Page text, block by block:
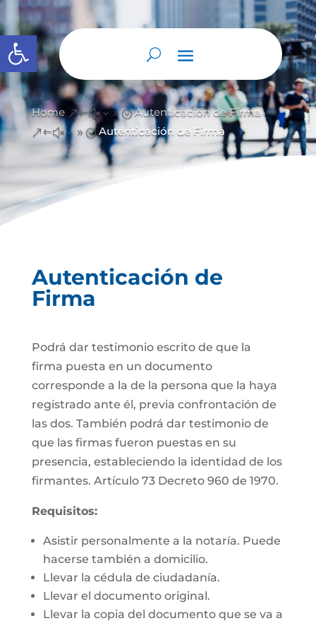
Open toolbar
Home &#x39; Autenticación de Firma
&#x39; Autenticación de Firma
Autenticación de
Firma
Podrá dar testimonio escrito de que la
firma puesta en un documento
corresponde a la de la persona que la haya
registrado ante él, previa confrontación de
las dos. También podrá dar testimonio de
que las firmas fueron puestas en su
presencia, estableciendo la identidad de los
firmantes. Artículo 73 Decreto 960 de 1970.
Requisitos:
Asistir personalmente a la notaría. Puede
hacerse también a domicilio.
Llevar la cédula de ciudadanía.
Llevar el documento original.
Llevar la copia del documento que se va a